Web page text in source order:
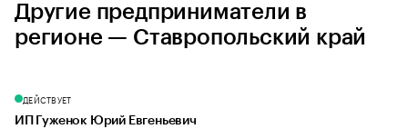
Другие предприниматели в
регионе — Ставропольский край
ДЕЙСТВУЕТ
ИП Гуженок Юрий Евгеньевич